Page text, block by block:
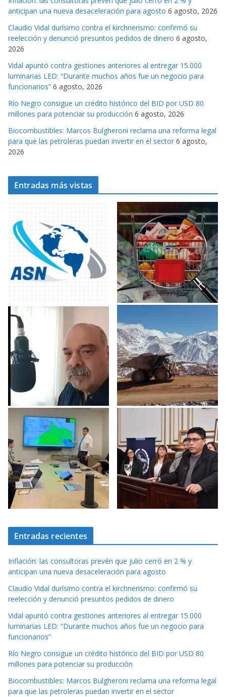
o
r
i
a
s
anticipan una nueva desaceleración para agosto 6 agosto, 2026
Claudio Vidal durísimo contra el kirchnerismo: confirmó su
reelección y denunció presuntos pedidos de dinero 6 agosto,
2026
Vidal apuntó contra gestiones anteriores al entregar 15.000
luminarias LED: “Durante muchos años fue un negocio para
funcionarios” 6 agosto, 2026
Río Negro consigue un crédito histórico del BID por USD 80
millones para potenciar su producción 6 agosto, 2026
Biocombustibles: Marcos Bulgheroni reclama una reforma legal
para que las petroleras puedan invertir en el sector 6 agosto,
2026
Entradas más vistas
Entradas recientes
Inflación: las consultoras prevén que julio cerró en 2 % y
anticipan una nueva desaceleración para agosto
Claudio Vidal durísimo contra el kirchnerismo: confirmó su
reelección y denunció presuntos pedidos de dinero
Vidal apuntó contra gestiones anteriores al entregar 15.000
luminarias LED: “Durante muchos años fue un negocio para
funcionarios”
Río Negro consigue un crédito histórico del BID por USD 80
millones para potenciar su producción
Biocombustibles: Marcos Bulgheroni reclama una reforma legal
para que las petroleras puedan invertir en el sector